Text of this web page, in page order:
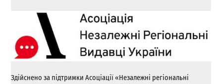
Здійснено за підтримки Асоціації «Незалежні регіональні